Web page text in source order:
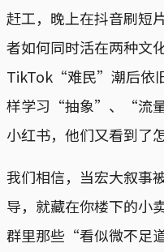
赶工，晚上在抖音刷短
者如何同时活在两种文
TikTok“难民”潮后依
样学习“抽象”、“流
小红书，他们又看到了
我们相信，当宏大叙事
导，就藏在你楼下的小
群里那些“看似微不足